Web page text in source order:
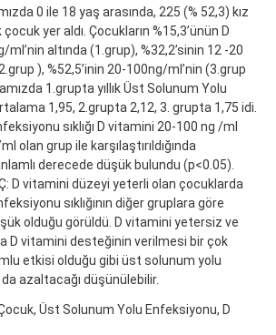
0 ile 18 yaş arasında, 225 (% 52,3) kız
yer aldı. Çocukların %15,3’ünün D
altında (1.grup), %32,2’sinin 12 -20
), %52,5’inin 20-100ng/ml’nin (3.grup
1.grupta yıllık Üst Solunum Yolu
1,95, 2.grupta 2,12, 3. grupta 1,75 idi.
sıklığı D vitamini 20-100 ng /ml
olan grup ile karşılaştırıldığında
derecede düşük bulundu (p<0.05).
D vitamini düzeyi yeterli olan çocuklarda
sıklığının diğer gruplara göre
olduğu görüldü. D vitamini yetersiz ve
D vitamini desteğinin verilmesi bir çok
etkisi olduğu gibi üst solunum yolu
da azaltacağı düşünülebilir.
Üst Solunum Yolu Enfeksiyonu, D